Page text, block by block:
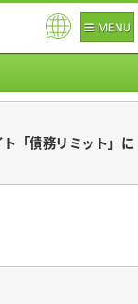
「債務リミット」に